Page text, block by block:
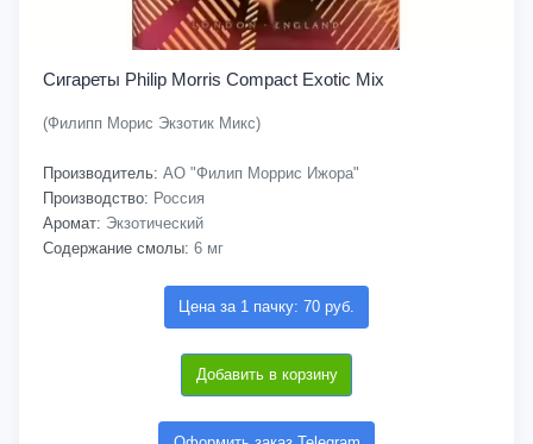
Сигареты Philip Morris Compact Exotic Mix
(Филипп Морис Экзотик Микс)
Производитель: АО "Филип Моррис Ижора"
Производство: Россия
Аромат: Экзотический
Содержание смолы: 6 мг
Цена за 1 пачку: 70 руб.
Добавить в корзину